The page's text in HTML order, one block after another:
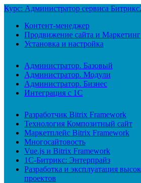
Курс: Администратор сервиса
Контент-менеджер
Продвижение сайта и Маркетинг
Установка и настройка
Администратор. Базовый
Администратор. Модули
Администратор. Бизнес
Интеграция с 1С
Разработчик Bitrix Framework
Технология Композитный сайт
Маркетплейс Bitrix Framework
Многосайтовость
Vue.js и Bitrix Framework
1С-Битрикс: Энтерпрайз
Разработка и эксплуатация
проектов